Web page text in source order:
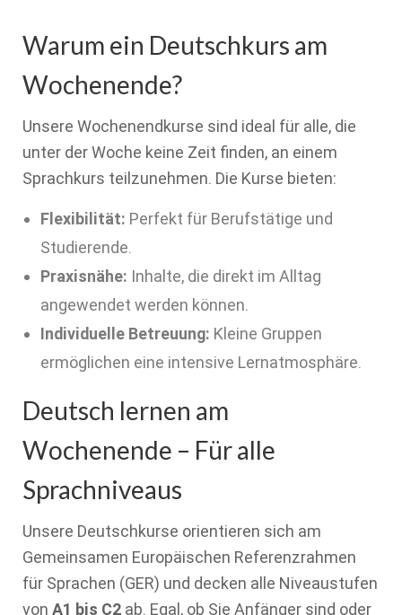
Warum ein Deutschkurs am
Wochenende?
Unsere Wochenendkurse sind ideal für alle, die
unter der Woche keine Zeit finden, an einem
Sprachkurs teilzunehmen. Die Kurse bieten:
Flexibilität: Perfekt für Berufstätige und
Studierende.
Praxisnähe: Inhalte, die direkt im Alltag
angewendet werden können.
Individuelle Betreuung: Kleine Gruppen
ermöglichen eine intensive Lernatmosphäre.
Deutsch lernen am
Wochenende – Für alle
Sprachniveaus
Unsere Deutschkurse orientieren sich am
Gemeinsamen Europäischen Referenzrahmen
für Sprachen (GER) und decken alle Niveaustufen
von A1 bis C2 ab. Egal, ob Sie Anfänger sind oder